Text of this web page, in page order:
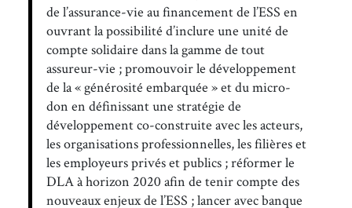
de l’assurance-vie au financement de l’ESS en
ouvrant la possibilité d’inclure une unité de
compte solidaire dans la gamme de tout
assureur-vie ; promouvoir le développement
de la « générosité embarquée » et du micro-
don en définissant une stratégie de
développement co-construite avec les acteurs,
les organisations professionnelles, les filières et
les employeurs privés et publics ; réformer le
DLA à horizon 2020 afin de tenir compte des
nouveaux enjeux de l’ESS ; lancer avec banque